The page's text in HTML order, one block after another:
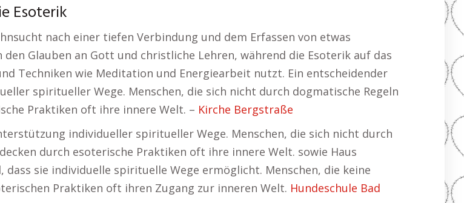
Esoterik
nach einer tiefen Verbindung und dem Erfassen von etwas
Glauben an Gott und christliche Lehren, während die Esoterik auf das
Techniken wie Meditation und Energiearbeit nutzt. Ein entscheidender
spiritueller Wege. Menschen, die sich nicht durch dogmatische Regeln
Praktiken oft ihre innere Welt. – Kirche Bergstraße
individueller spiritueller Wege. Menschen, die sich nicht durch
durch esoterische Praktiken oft ihre innere Welt. sowie Haus
sie individuelle spirituelle Wege ermöglicht. Menschen, die keine
Praktiken oft ihren Zugang zur inneren Welt. Hundeschule Bad